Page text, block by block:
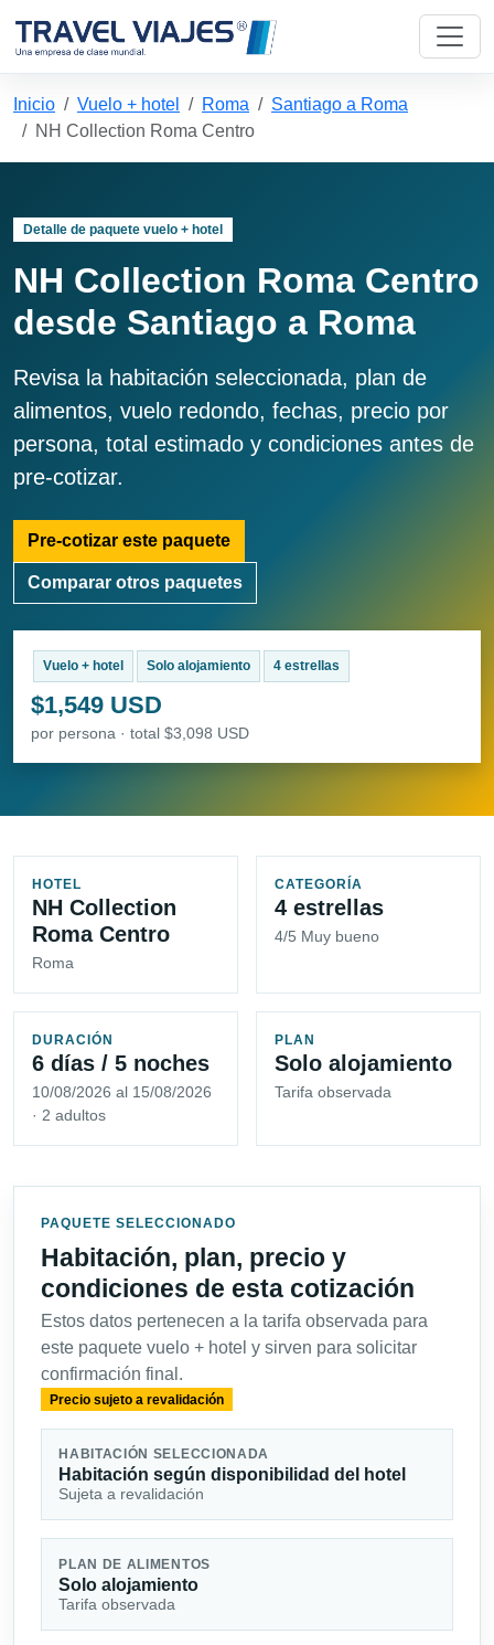
Inicio Vuelo + hotel Roma
Santiago a Roma
NH Collection Roma Centro
Detalle de paquete vuelo + hotel
NH Collection Roma Centro
desde Santiago a Roma
Revisa la habitación seleccionada, plan de
alimentos, vuelo redondo, fechas, precio por
persona, total estimado y condiciones antes de
pre-cotizar.
Pre-cotizar este paquete
Comparar otros paquetes
Vuelo + hotel Solo alojamiento 4 estrellas
$1,549 USD
por persona · total $3,098 USD
HOTEL
NH Collection
Roma Centro
Roma
CATEGORÍA
4 estrellas
4/5 Muy bueno
DURACIÓN
6 días / 5 noches
10/08/2026 al 15/08/2026
· 2 adultos
PLAN
Solo alojamiento
Tarifa observada
PAQUETE SELECCIONADO
Habitación, plan, precio y
condiciones de esta cotización
Estos datos pertenecen a la tarifa observada para
este paquete vuelo + hotel y sirven para solicitar
confirmación final.
Precio sujeto a revalidación
HABITACIÓN SELECCIONADA
Habitación según disponibilidad del hotel
Sujeta a revalidación
PLAN DE ALIMENTOS
Solo alojamiento
Tarifa observada